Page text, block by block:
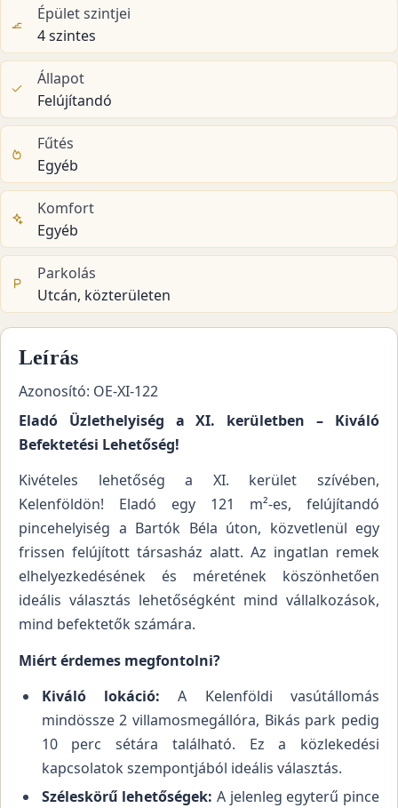
Épület szintjei
4 szintes
Állapot
Felújítandó
Fűtés
Egyéb
Komfort
Egyéb
Parkolás
Utcán, közterületen
Leírás
Azonosító: OE-XI-122
Eladó Üzlethelyiség a XI. kerületben – Kiváló
Befektetési Lehetőség!
Kivételes lehetőség a XI. kerület szívében,
Kelenföldön! Eladó egy 121 m²-es, felújítandó
pincehelyiség a Bartók Béla úton, közvetlenül egy
frissen felújított társasház alatt. Az ingatlan remek
elhelyezkedésének és méretének köszönhetően
ideális választás lehetőségként mind vállalkozások,
mind befektetők számára.
Miért érdemes megfontolni?
Kiváló lokáció: A Kelenföldi vasútállomás
mindössze 2 villamosmegállóra, Bikás park pedig
10 perc sétára található. Ez a közlekedési
kapcsolatok szempontjából ideális választás.
Széleskörű lehetőségek: A jelenleg egyterű pince